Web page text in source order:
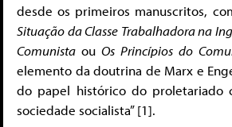
desde os primeiros manuscritos,
Situação da Classe Trabalhadora na
Comunista ouOs Princípios do
elemento da doutrina de Marx e
do papel histórico do proletariado
sociedade socialista” [1].